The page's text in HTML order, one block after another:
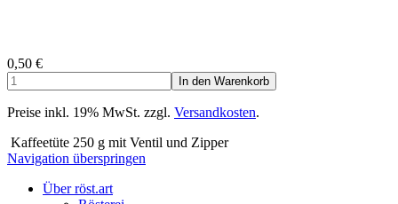
0,50 €
Preise inkl. 19% MwSt. zzgl. Versandkosten.
Kaffeetüte 250 g mit Ventil und Zipper
Navigation überspringen
Über röst.art